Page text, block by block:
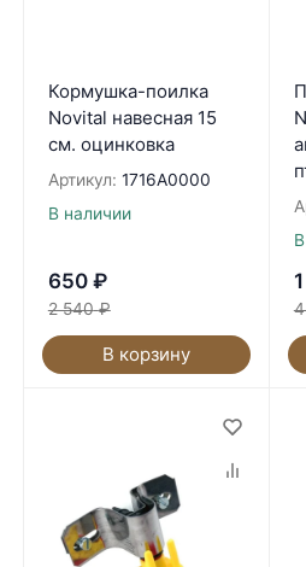
Кормушка-поилка
Novital навесная 15
см. оцинковка
Артикул: 1716A0000
В наличии
650 ₽
2 540 ₽
В корзину